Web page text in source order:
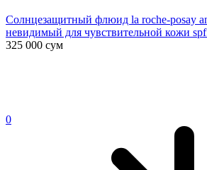
Солнцезащитный флюид la roche-posay
невидимый для чувствительной кожи
325 000 сум
0